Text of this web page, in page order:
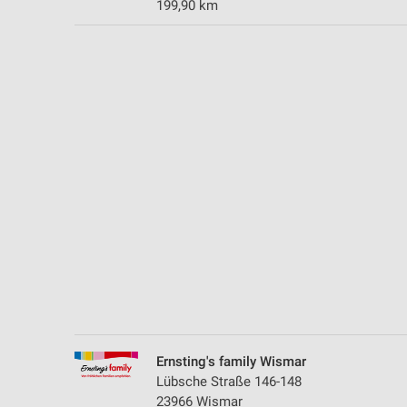
199,90 km
Ernsting's family Wismar
Lübsche Straße 146-148
23966 Wismar
Messung der Performance von Inhalten
Funktional